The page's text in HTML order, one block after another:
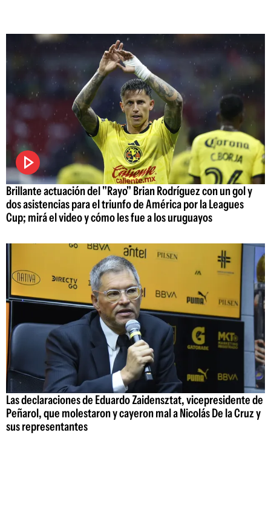
Brillante actuación del "Rayo" Brian Rodríguez con un gol y
dos asistencias para el triunfo de América por la Leagues
Cup; mirá el video y cómo les fue a los uruguayos
Las declaraciones de Eduardo Zaidensztat, vicepresidente de
Peñarol, que molestaron y cayeron mal a Nicolás De la Cruz y
sus representantes